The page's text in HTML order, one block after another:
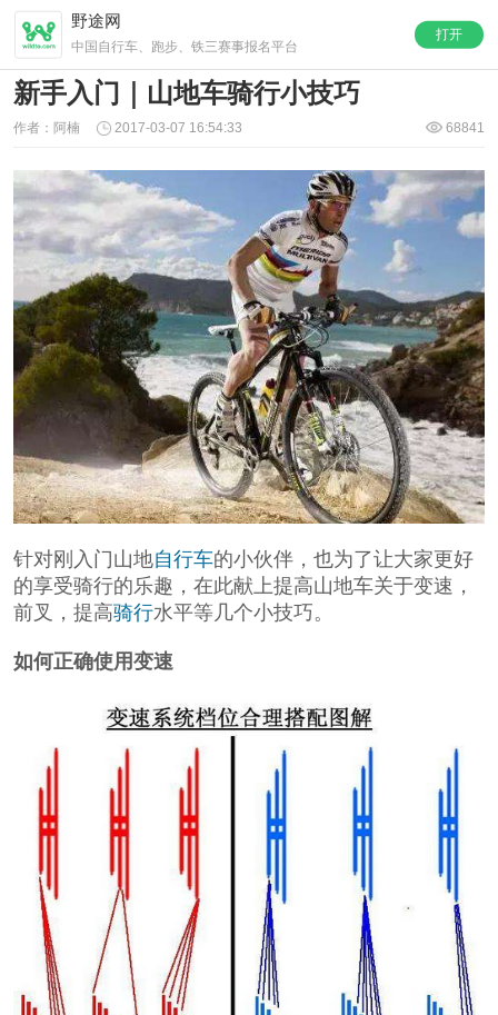
打开
野途网
中国自行车、跑步、铁三赛事报名平台
新手入门｜山地车骑行小技巧
作者：阿楠 2017-03-07 16:54:33 68841
针对刚入门山地自行车的小伙伴，也为了让大家更好
的享受骑行的乐趣，在此献上提高山地车关于变速，
前叉，提高骑行水平等几个小技巧。
如何正确使用变速